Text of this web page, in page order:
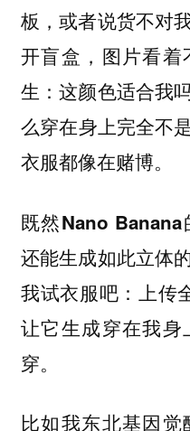
板，或者说货不对
开盲盒，图片看着
生：这颜色适合我
么穿在身上完全不
衣服都像在赌博。
既然Nano Banana
还能生成如此立体
我试衣服吧 ：上传
让它生成穿在我
穿。
比如我东北基因